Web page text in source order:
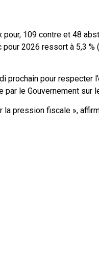
109 contre et 48
2026 ressort à 5,3 %
prochain pour respecter
par le Gouvernement sur
la pression fiscale »,